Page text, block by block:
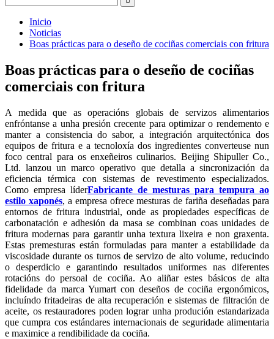
Inicio
Noticias
Boas prácticas para o deseño de cociñas comerciais con fritura
Boas prácticas para o deseño de cociñas
comerciais con fritura
A medida que as operacións globais de servizos alimentarios
enfróntanse a unha presión crecente para optimizar o rendemento e
manter a consistencia do sabor, a integración arquitectónica dos
equipos de fritura e a tecnoloxía dos ingredientes converteuse nun
foco central para os enxeñeiros culinarios. Beijing Shipuller Co.,
Ltd. lanzou un marco operativo que detalla a sincronización da
eficiencia térmica con sistemas de revestimento especializados.
Como empresa líderFabricante de mesturas para tempura ao
estilo xaponés, a empresa ofrece mesturas de fariña deseñadas para
entornos de fritura industrial, onde as propiedades específicas de
carbonatación e adhesión da masa se combinan coas unidades de
fritura modernas para garantir unha textura lixeira e non graxenta.
Estas premesturas están formuladas para manter a estabilidade da
viscosidade durante os turnos de servizo de alto volume, reducindo
o desperdicio e garantindo resultados uniformes nas diferentes
rotacións do persoal de cociña. Ao aliñar estes básicos de alta
fidelidade da marca Yumart con deseños de cociña ergonómicos,
incluíndo fritadeiras de alta recuperación e sistemas de filtración de
aceite, os restauradores poden lograr unha produción estandarizada
que cumpra cos estándares internacionais de seguridade alimentaria
e maximice a rendibilidade da cociña.